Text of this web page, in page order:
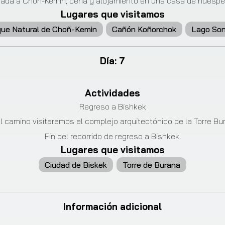
Lugares que visitamos
Natural de Choñ-Kemin Cañón Koñorchok Lago
Día: 7
Actividades
Regreso a Bishkek
camino visitaremos el complejo arquitectónico de la Torre
Fin del recorrido de regreso a Bishkek.
Lugares que visitamos
Ciudad de Biskek Torre de Burana
Información adicional